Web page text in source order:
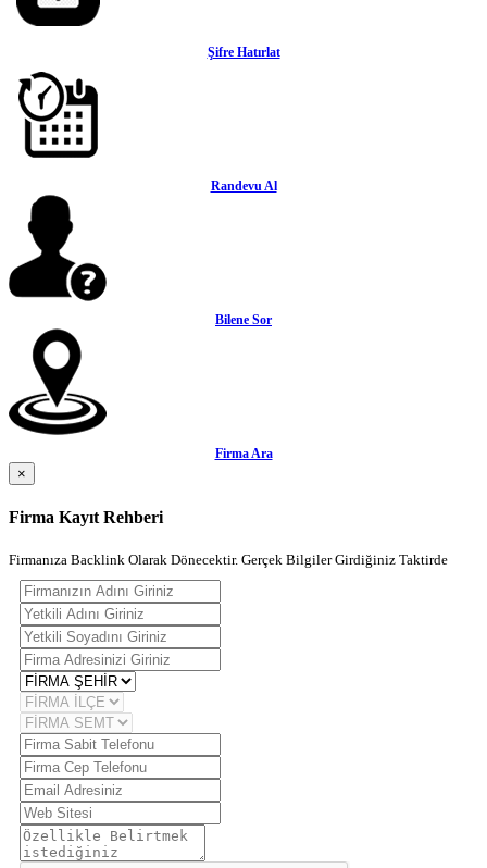
Şifre Hatırlat
Randevu Al
Bilene Sor
Firma Ara
×
Firma Kayıt Rehberi
Firmanıza Backlink Olarak Dönecektir. Gerçek Bilgiler Girdiğiniz Taktirde